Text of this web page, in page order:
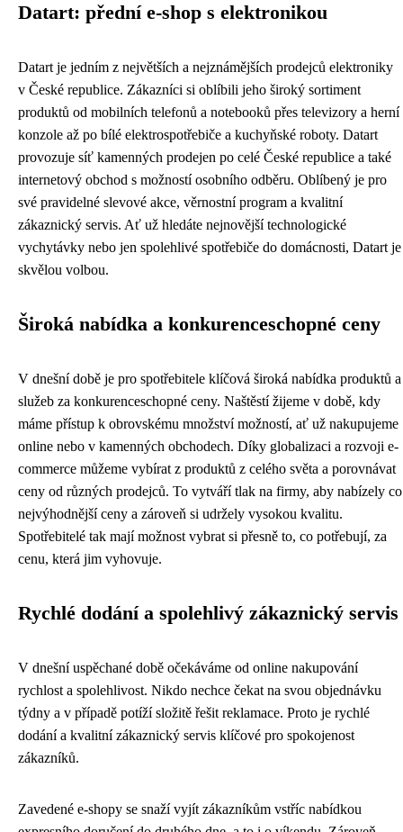
Datart: přední e-shop s elektronikou
Datart je jedním z největších a nejznámějších prodejců elektroniky
v České republice. Zákazníci si oblíbili jeho široký sortiment
produktů od mobilních telefonů a notebooků přes televizory a herní
konzole až po bílé elektrospotřebiče a kuchyňské roboty. Datart
provozuje síť kamenných prodejen po celé České republice a také
internetový obchod s možností osobního odběru. Oblíbený je pro
své pravidelné slevové akce, věrnostní program a kvalitní
zákaznický servis. Ať už hledáte nejnovější technologické
vychytávky nebo jen spolehlivé spotřebiče do domácnosti, Datart je
skvělou volbou.
Široká nabídka a konkurenceschopné ceny
V dnešní době je pro spotřebitele klíčová široká nabídka produktů a
služeb za konkurenceschopné ceny. Naštěstí žijeme v době, kdy
máme přístup k obrovskému množství možností, ať už nakupujeme
online nebo v kamenných obchodech. Díky globalizaci a rozvoji e-
commerce můžeme vybírat z produktů z celého světa a porovnávat
ceny od různých prodejců. To vytváří tlak na firmy, aby nabízely co
nejvýhodnější ceny a zároveň si udržely vysokou kvalitu.
Spotřebitelé tak mají možnost vybrat si přesně to, co potřebují, za
cenu, která jim vyhovuje.
Rychlé dodání a spolehlivý zákaznický servis
V dnešní uspěchané době očekáváme od online nakupování
rychlost a spolehlivost. Nikdo nechce čekat na svou objednávku
týdny a v případě potíží složitě řešit reklamace. Proto je rychlé
dodání a kvalitní zákaznický servis klíčové pro spokojenost
zákazníků.
Zavedené e-shopy se snaží vyjít zákazníkům vstříc nabídkou